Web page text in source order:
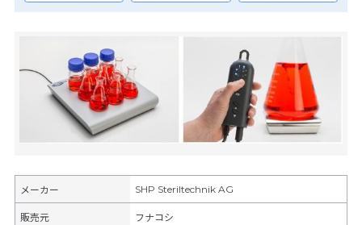
メーカー SHP Steriltechnik AG
販売元 フナコシ